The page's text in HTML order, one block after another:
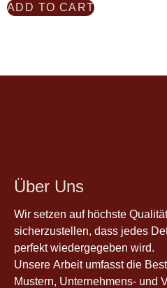
ADD TO CART
Über Uns
Wir setzen auf höchste
sicherzustellen, dass jedes
perfekt wiedergegeben wird.
Unsere Arbeit umfasst die
Mustern, Unternehmens- und